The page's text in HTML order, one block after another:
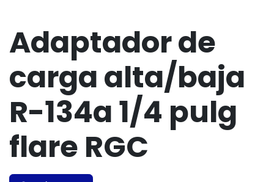
Adaptador de
carga alta/baja
R-134a 1/4 pulg
flare RGC